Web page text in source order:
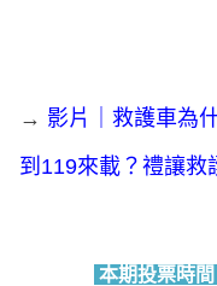
→ 影片｜救護車為
到119來載？禮讓救
本期投票時